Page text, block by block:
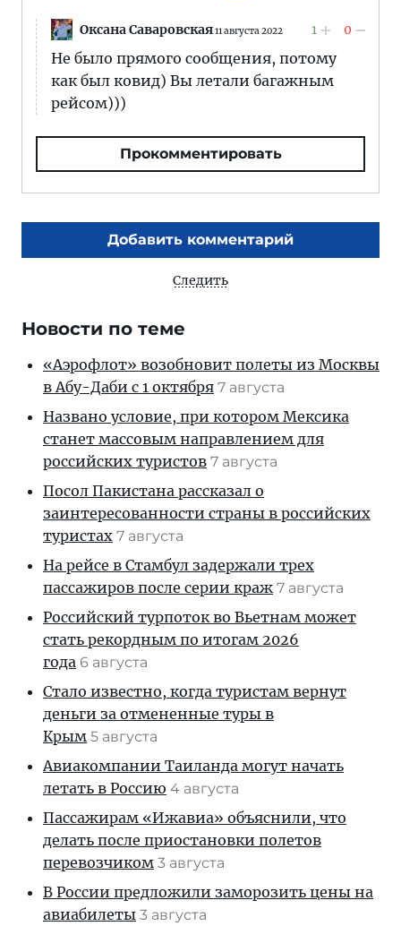
Оксана Саваровская11 августа 2022 1 0
Не было прямого сообщения, потому
как был ковид) Вы летали багажным
рейсом)))
Прокомментировать
Добавить комментарий
Следить
Новости по теме
«Аэрофлот» возобновит полеты из Москвы
в Абу-Даби с 1 октября 7 августа
Названо условие, при котором Мексика
станет массовым направлением для
российских туристов 7 августа
Посол Пакистана рассказал о
заинтересованности страны в российских
туристах 7 августа
На рейсе в Стамбул задержали трех
пассажиров после серии краж 7 августа
Российский турпоток во Вьетнам может
стать рекордным по итогам 2026
года 6 августа
Стало известно, когда туристам вернут
деньги за отмененные туры в
Крым 5 августа
Авиакомпании Таиланда могут начать
летать в Россию 4 августа
Пассажирам «Ижавиа» объяснили, что
делать после приостановки полетов
перевозчиком 3 августа
В России предложили заморозить цены на
авиабилеты 3 августа